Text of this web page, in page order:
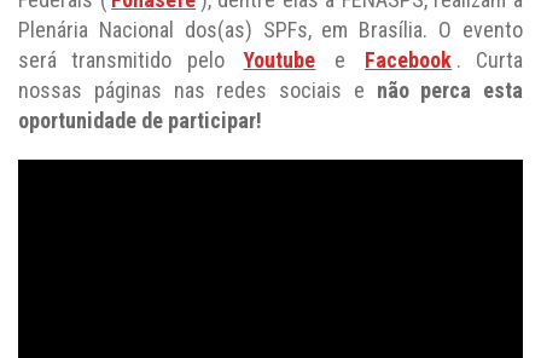
Plenária Nacional dos(as) SPFs, em Brasília. O evento
será transmitido pelo
Youtube e Facebook . Curta
nossas páginas nas redes sociais e não perca esta
oportunidade de participar!